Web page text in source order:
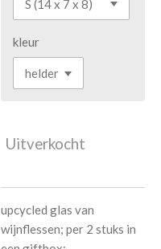
kleur
Uitverkocht
upcycled glas van
wijnflessen; per 2 stuks in